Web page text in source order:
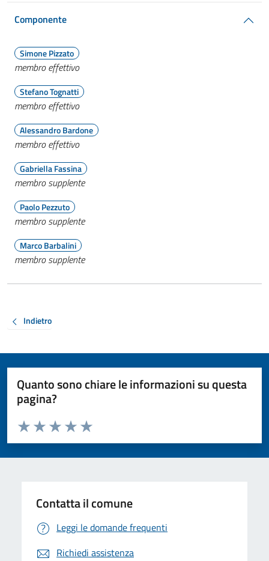
Componente
Simone Pizzato
membro effettivo
Stefano Tognatti
membro effettivo
Alessandro Bardone
membro effettivo
Gabriella Fassina
membro supplente
Paolo Pezzuto
membro supplente
Marco Barbalini
membro supplente
Indietro
Quanto sono chiare le informazioni su questa
pagina?
Valuta da 1 a 5 stelle la pagina
Valuta 5 stelle su 5
Valuta 4 stelle su 5
Valuta 3 stelle su 5
Valuta 2 stelle su 5
Valuta 1 stelle su 5
Contatta il comune
Leggi le domande frequenti
Richiedi assistenza